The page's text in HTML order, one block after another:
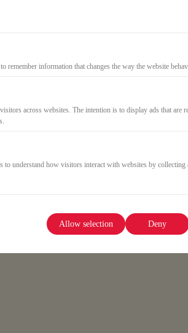
für Midlife-Frauen, die ihren
remember information that changes the way the website
across websites. The intention is to display ads that
to understand how visitors interact with websites by
Allow selection Deny